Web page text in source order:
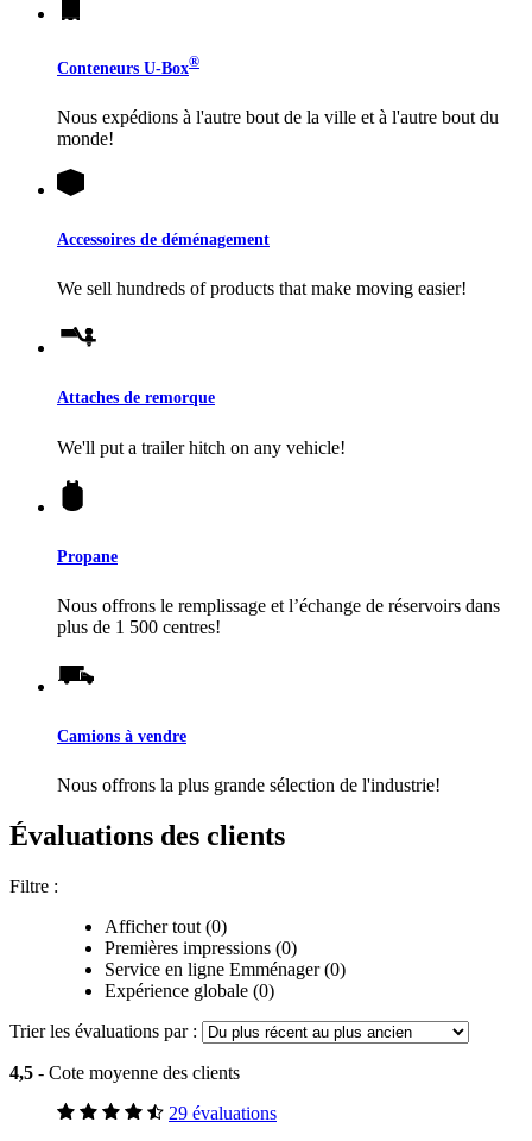
Conteneurs U-Box®
Nous expédions à l'autre bout de la ville et à l'autre bout du
monde!
Accessoires de déménagement
We sell hundreds of products that make moving easier!
Attaches de remorque
We'll put a trailer hitch on any vehicle!
Propane
Nous offrons le remplissage et l’échange de réservoirs dans
plus de 1 500 centres!
Camions à vendre
Nous offrons la plus grande sélection de l'industrie!
Évaluations des clients
Filtre :
Afficher tout (0)
Premières impressions (0)
Service en ligne Emménager (0)
Expérience globale (0)
Trier les évaluations par :
4,5 - Cote moyenne des clients
29 évaluations